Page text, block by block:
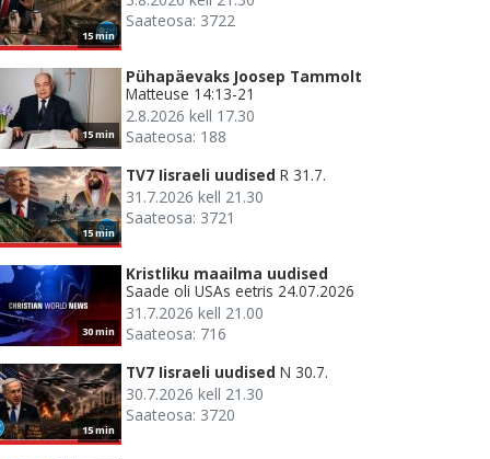
15 min
Saateosa: 3722
15 min
Pühapäevaks Joosep Tammolt
Matteuse 14:13-21
2.8.2026 kell 17.30
Saateosa: 188
15 min
TV7 Iisraeli uudised R 31.7.
31.7.2026 kell 21.30
Saateosa: 3721
30 min
Kristliku maailma uudised
Saade oli USAs eetris 24.07.2026
31.7.2026 kell 21.00
Saateosa: 716
15 min
TV7 Iisraeli uudised N 30.7.
30.7.2026 kell 21.30
Saateosa: 3720